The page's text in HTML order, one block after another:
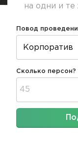
на одни и
Повод
Сколько персон?